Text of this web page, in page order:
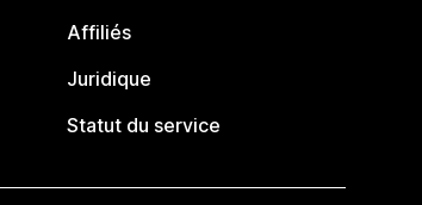
Affiliés
Juridique
Statut du service